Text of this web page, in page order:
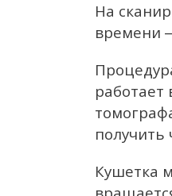
На
времени
получить
Кушетка